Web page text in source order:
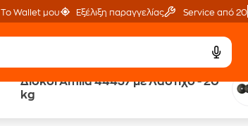
Το Wallet μου Εξέλιξη παραγγελίας Service από 20'
Δίσκοι Amila 44437 με Λάστιχο - 20
kg